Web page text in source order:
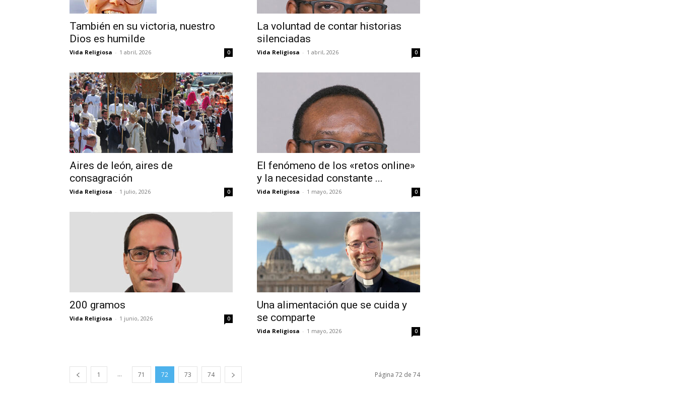
También en su victoria, nuestro
Dios es humilde
Vida Religiosa - 1 abril, 2026 0
La voluntad de contar historias
silenciadas
Vida Religiosa - 1 abril, 2026 0
Aires de león, aires de
consagración
Vida Religiosa - 1 julio, 2026 0
El fenómeno de los «retos online»
y la necesidad constante ...
Vida Religiosa - 1 mayo, 2026 0
200 gramos
Vida Religiosa - 1 junio, 2026 0
Una alimentación que se cuida y
se comparte
Vida Religiosa - 1 mayo, 2026 0
1 ... 71 72 73 74 Página 72 de 74